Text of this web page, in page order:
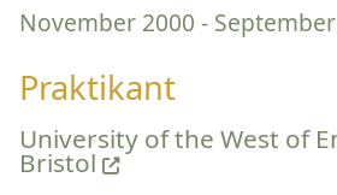
November 2000 -
Praktikant
University of the West of
Bristol